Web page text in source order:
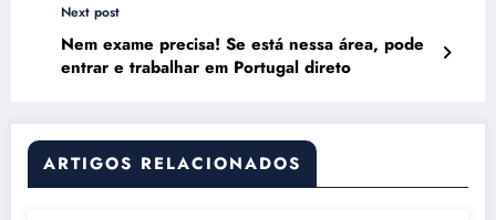
Next post
Nem exame precisa! Se está nessa área, pode
entrar e trabalhar em Portugal direto
ARTIGOS RELACIONADOS